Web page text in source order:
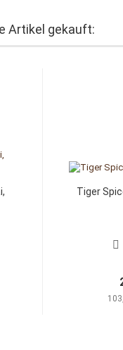
Artikel gekauft:
Tiger